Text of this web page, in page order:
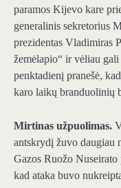
paramos Kijevo kare
generalinis sekretorius
prezidentas Vladimiras
žemėlapio“ ir vėliau
penktadienį pranešė,
karo laikų branduolinių
Mirtinas užpuolimas.
antskrydį žuvo daugiau
Gazos Ruožo Nuseirato
kad ataka buvo